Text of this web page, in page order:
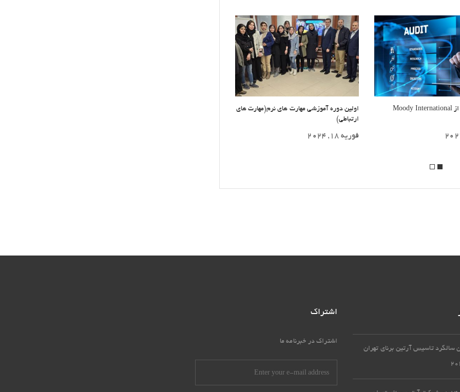
برگزاری دوره مهارت های تحلیلی
مهارت های نرم(مهارت های
اشتراک
اشتراک در خبرنامه ما